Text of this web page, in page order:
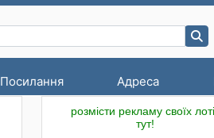
Посилання Адреса
розмісти рекламу своїх
тут!